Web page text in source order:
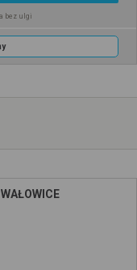
bez ulgi